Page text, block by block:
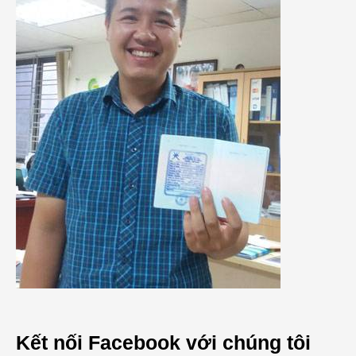
Kết nối Facebook với chúng tôi